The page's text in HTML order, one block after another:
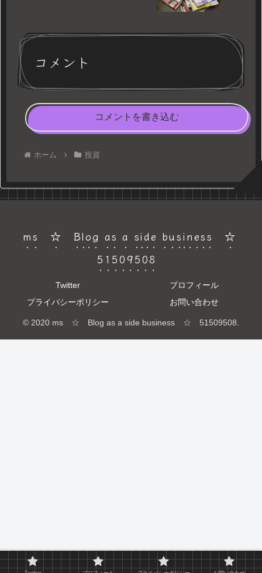
コメント
コメントを書き込む
ホーム 投資
ms ☆ Blog as a side business ☆
51509508
Twitter
プロフィール
プライバシーポリシー
お問い合わせ
© 2020 ms ☆ Blog as a side business ☆ 51509508.